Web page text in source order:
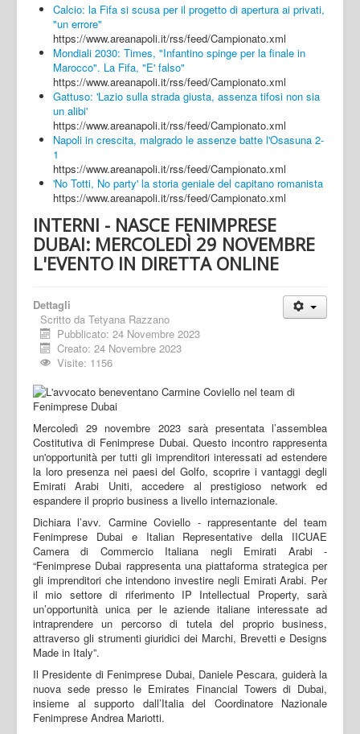
Calcio: la Fifa si scusa per il progetto di apertura ai privati,
"un errore"
https://www.areanapoli.it/rss/feed/Campionato.xml
Mondiali 2030: Times, "Infantino spinge per la finale in
Marocco". La Fifa, "E' falso"
https://www.areanapoli.it/rss/feed/Campionato.xml
Gattuso: 'Lazio sulla strada giusta, assenza tifosi non sia
un alibi'
https://www.areanapoli.it/rss/feed/Campionato.xml
Napoli in crescita, malgrado le assenze batte l'Osasuna 2-
1
https://www.areanapoli.it/rss/feed/Campionato.xml
'No Totti, No party' la storia geniale del capitano romanista
https://www.areanapoli.it/rss/feed/Campionato.xml
INTERNI - NASCE FENIMPRESE
DUBAI: MERCOLEDÌ 29 NOVEMBRE
L'EVENTO IN DIRETTA ONLINE
Dettagli
Scritto da Tetyana Razzano
Pubblicato: 24 Novembre 2023
Creato: 24 Novembre 2023
Visite: 1156
Mercoledì 29 novembre 2023 sarà presentata l’assemblea
Costitutiva di Fenimprese Dubai. Questo incontro rappresenta
un'opportunità per tutti gli imprenditori interessati ad estendere
la loro presenza nei paesi del Golfo, scoprire i vantaggi degli
Emirati Arabi Uniti, accedere al prestigioso network ed
espandere il proprio business a livello internazionale.
Dichiara l’avv. Carmine Coviello - rappresentante del team
Fenimprese Dubai e Italian Representative della IICUAE
Camera di Commercio Italiana negli Emirati Arabi -
“Fenimprese Dubai rappresenta una piattaforma strategica per
gli imprenditori che intendono investire negli Emirati Arabi. Per
il mio settore di riferimento IP Intellectual Property, sarà
un’opportunità unica per le aziende italiane interessate ad
intraprendere un percorso di tutela del proprio business,
attraverso gli strumenti giuridici dei Marchi, Brevetti e Designs
Made in Italy”.
Il Presidente di Fenimprese Dubai, Daniele Pescara, guiderà la
nuova sede presso le Emirates Financial Towers di Dubai,
insieme al supporto dall’Italia del Coordinatore Nazionale
Fenimprese Andrea Mariotti.